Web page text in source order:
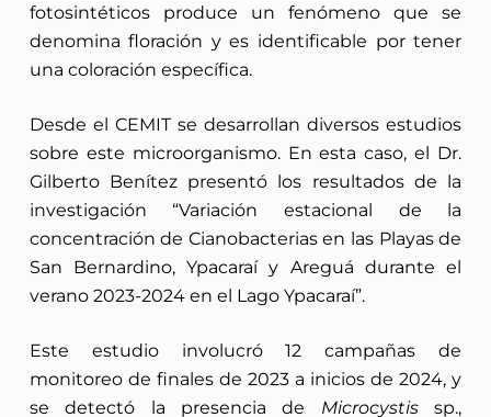
fotosintéticos produce un fenómeno que se
denomina floración y es identificable por tener
una coloración específica.
Desde el CEMIT se desarrollan diversos estudios
sobre este microorganismo. En esta caso, el Dr.
Gilberto Benítez presentó los resultados de la
investigación “Variación estacional de la
concentración de Cianobacterias en las Playas de
San Bernardino, Ypacaraí y Areguá durante el
verano 2023-2024 en el Lago Ypacaraí”.
Este estudio involucró 12 campañas de
monitoreo de finales de 2023 a inicios de 2024, y
se detectó la presencia de Microcystissp.,